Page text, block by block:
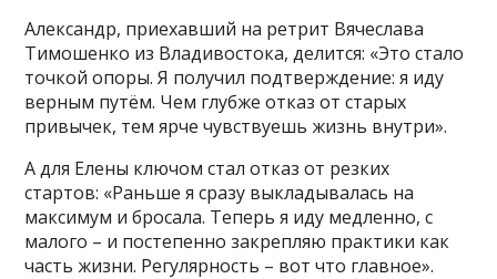
Александр, приехавший на ретрит Вячеслава
Тимошенко из Владивостока, делится: «Это стало
точкой опоры. Я получил подтверждение: я иду
верным путём. Чем глубже отказ от старых
привычек, тем ярче чувствуешь жизнь внутри».
А для Елены ключом стал отказ от резких
стартов: «Раньше я сразу выкладывалась на
максимум и бросала. Теперь я иду медленно, с
малого – и постепенно закрепляю практики как
часть жизни. Регулярность – вот что главное».